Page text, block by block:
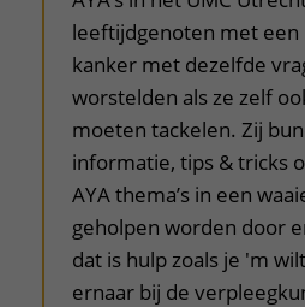
leeftijdgenoten met een
kanker met dezelfde
worstelden als ze zelf
moeten tackelen. Zij
informatie, tips & tricks
AYA thema’s in een
geholpen worden door
dat is hulp zoals je 'm
ernaar bij de